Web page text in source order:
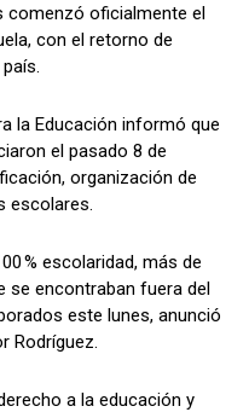
comenzó oficialmente el
con el retorno de
la Educación informó que
el pasado 8 de
organización de
escolares.
% escolaridad, más de
se encontraban fuera del
este lunes, anunció
Rodríguez.
a la educación y